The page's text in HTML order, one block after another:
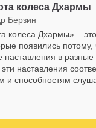
колеса Дхармы
Берзин
колеса Дхармы» –
появились потому,
наставления в
наставления
и способностям